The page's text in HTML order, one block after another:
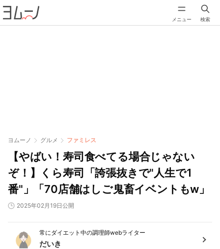
メニュー 検索
ヨムーノ グルメ ファミレス
【やばい！寿司食べてる場合じゃない
ぞ！】くら寿司「誇張抜きで"人生で1
番"」「70店舗はしご鬼畜イベントもw」
2025年02月19日公開
常にダイエット中の調理師webライター
だいき